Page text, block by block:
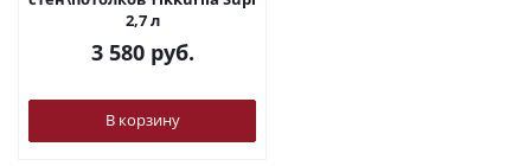
2,7 л
3 580руб.
В корзину